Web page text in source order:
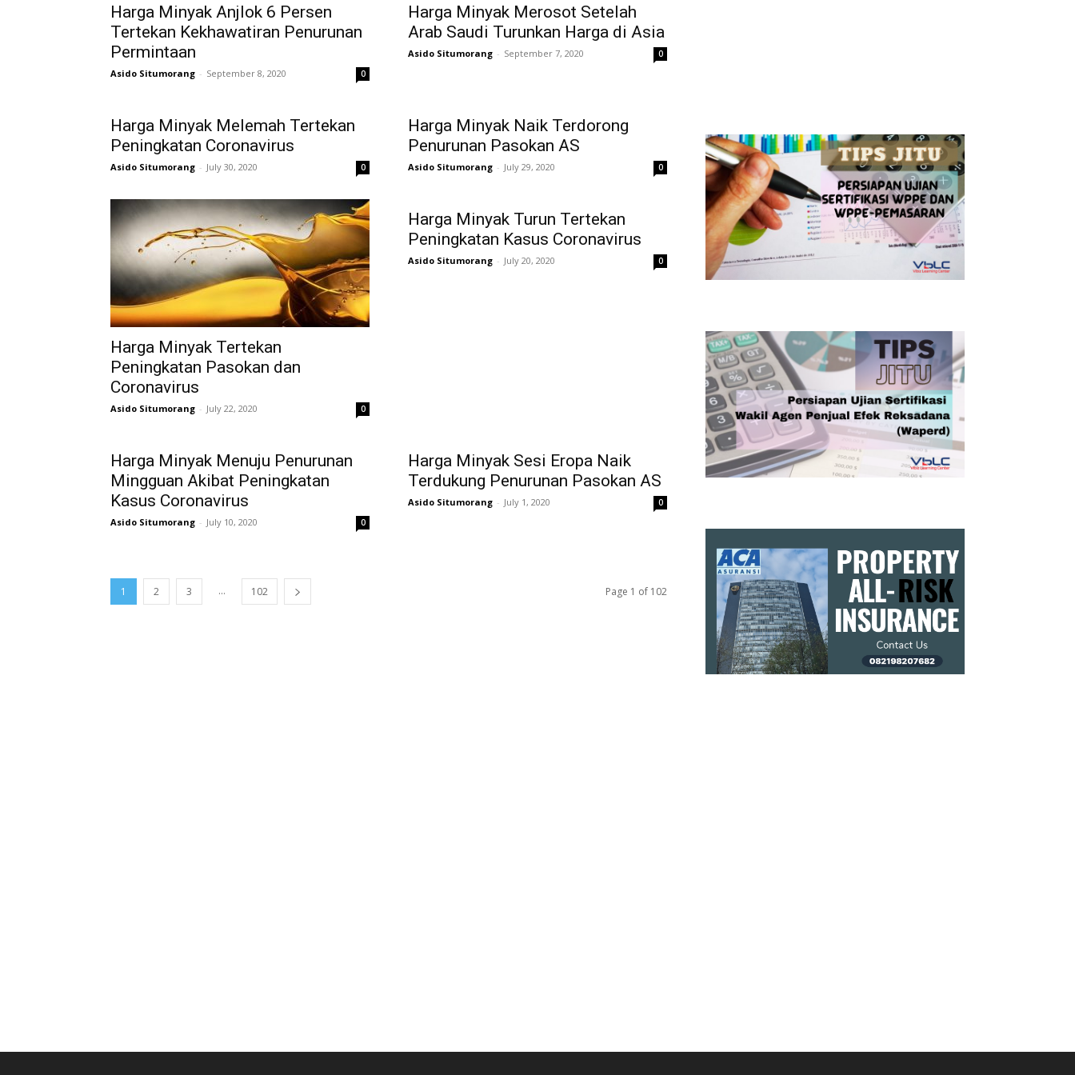
Harga Minyak Anjlok 6 Persen
Tertekan Kekhawatiran Penurunan
Permintaan
Asido Situmorang - September 8, 2020 0
Harga Minyak Merosot Setelah
Arab Saudi Turunkan Harga di Asia
Asido Situmorang - September 7, 2020 0
Harga Minyak Melemah Tertekan
Peningkatan Coronavirus
Asido Situmorang - July 30, 2020 0
Harga Minyak Naik Terdorong
Penurunan Pasokan AS
Asido Situmorang - July 29, 2020 0
Harga Minyak Tertekan
Peningkatan Pasokan dan
Coronavirus
Asido Situmorang - July 22, 2020 0
Harga Minyak Turun Tertekan
Peningkatan Kasus Coronavirus
Asido Situmorang - July 20, 2020 0
Harga Minyak Menuju Penurunan
Mingguan Akibat Peningkatan
Kasus Coronavirus
Asido Situmorang - July 10, 2020 0
Harga Minyak Sesi Eropa Naik
Terdukung Penurunan Pasokan AS
Asido Situmorang - July 1, 2020 0
1 2 3 ... 102 Page 1 of 102